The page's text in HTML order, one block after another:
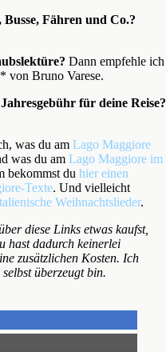
Fähren und Co.?
Dann empfehle ich
* von Bruno Varese.
für deine Reise?
was du am Lago Maggiore
was du am Lago Maggiore im
bekommst du hier einen
Texte. Und vielleicht
Weihnachtslieder.
diese Links etwas kaufst,
hast dadurch keinerlei
zusätzlichen Kosten. Ich
überzeugt bin.